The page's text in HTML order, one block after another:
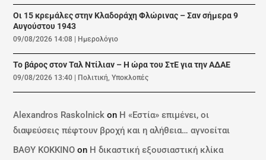
Οι 15 κρεμάλες στην Κλαδοράχη Φλώρινας – Σαν σήμερα 9
Αυγούστου 1943
09/08/2026 14:08 | Ημερολόγιο
Το βάρος στον Ταλ Ντίλιαν – Η ώρα του ΣτΕ για την ΑΔΑΕ
09/08/2026 13:40 | Πολιτική ,Υποκλοπές
Alexandros Raskolnick on Η «Εστία» επιμένει, οι
διαψεύσεις πέφτουν βροχή και η αλήθεια… αγνοείται
ΒΑΘΥ ΚΟΚΚΙΝΟ on Η δικαστική εξουσιαστική κλίκα